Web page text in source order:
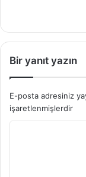
Bir yanıt yazın
E-posta adresiniz
işaretlenmişlerdir